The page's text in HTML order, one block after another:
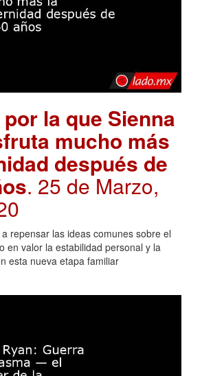
la que Sienna
mucho más
después de
. 25 de Marzo,
repensar las ideas comunes sobre el
en valor la estabilidad personal y la
esta nueva etapa familiar